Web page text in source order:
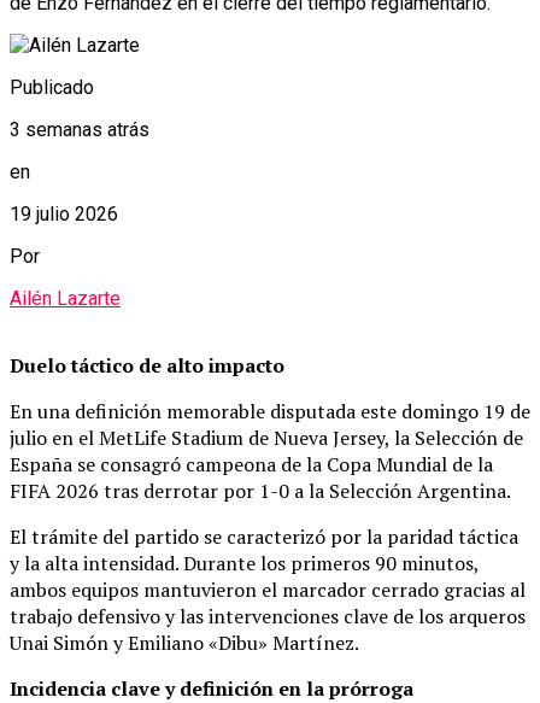
Publicado
3 semanas atrás
en
19 julio 2026
Por
Ailén Lazarte
Duelo táctico de alto impacto
En una definición memorable disputada este domingo 19 de
julio en el MetLife Stadium de Nueva Jersey, la Selección de
España se consagró campeona de la Copa Mundial de la
FIFA 2026 tras derrotar por 1-0 a la Selección Argentina.
El trámite del partido se caracterizó por la paridad táctica
y la alta intensidad. Durante los primeros 90 minutos,
ambos equipos mantuvieron el marcador cerrado gracias al
trabajo defensivo y las intervenciones clave de los arqueros
Unai Simón y Emiliano «Dibu» Martínez.
Incidencia clave y definición en la prórroga